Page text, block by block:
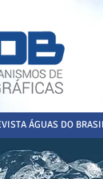
ÁGUAS DO